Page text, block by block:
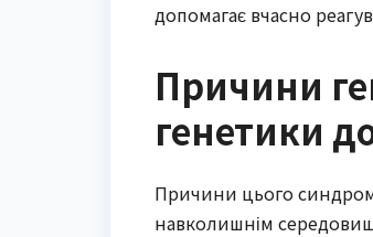
допомагає вчасно
Причини
генетики
Причини цього
навколишнім